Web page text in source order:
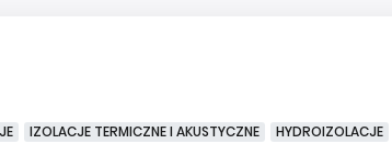
IZOLACJE TERMICZNE I AKUSTYCZNE HYDROIZOLACJE